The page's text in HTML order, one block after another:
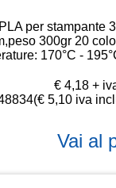
per stampante
300gr 20
170°C -
€ 4,18 +
(€ 5,10 iva
Vai al